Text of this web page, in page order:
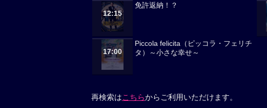
12:15
免許返納！？
17:00
Piccola felicita（ピッコラ・フェリチ
タ）～小さな幸せ～
再検索はこちらからご利用いただけます。